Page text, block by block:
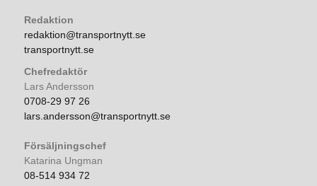
Redaktion
redaktion@transportnytt.se
transportnytt.se
Chefredaktör
Lars Andersson
0708-29 97 26
lars.andersson@transportnytt.se
Försäljningschef
Katarina Ungman
08-514 934 72